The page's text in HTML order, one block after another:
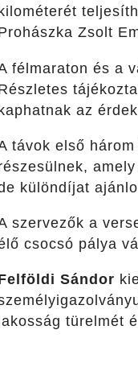
kilométerét
Zsolt
félmaraton és a
az
távok első
különdíjat
szervezők a
csocsó pálya
Sándor
lakosság türelmét